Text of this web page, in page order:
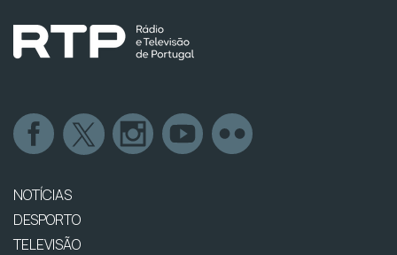
NOTÍCIAS
DESPORTO
TELEVISÃO